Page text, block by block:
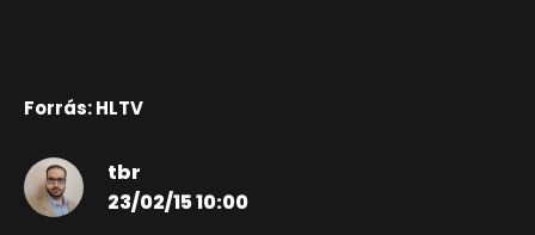
Forrás: HLTV
tbr
23/02/15 10:00